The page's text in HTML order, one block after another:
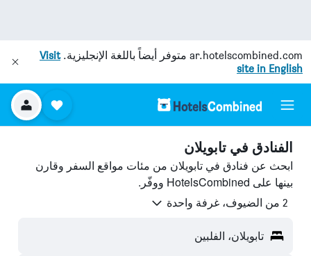
ar.hotelscombined.com متوفر أيضاً باللغة الإنجليزية.Visit
site in English
الفنادق في تابويلان
ابحث عن فنادق في تابويلان من مئات مواقع السفر وقارن
بينها على HotelsCombined ووفّر.
2 من الضيوف، غرفة واحدة
تابويلان، الفلبين